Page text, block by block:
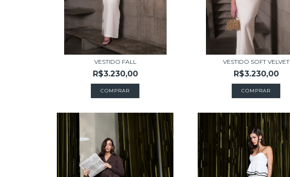
VESTIDO FALL
R$3.230,00
COMPRAR
VESTIDO SOFT VELVET
R$3.230,00
COMPRAR